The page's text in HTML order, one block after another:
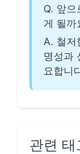
Q. 앞으
게 될까
A. 철저
명성과
요합니
관련 태